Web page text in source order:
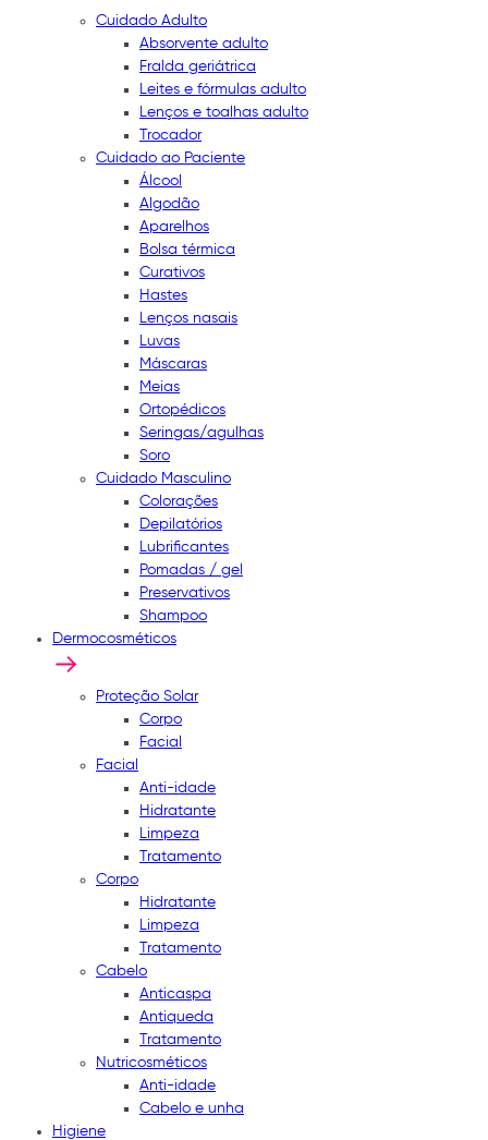
Cuidado Adulto
Absorvente adulto
Fralda geriátrica
Leites e fórmulas adulto
Lenços e toalhas adulto
Trocador
Cuidado ao Paciente
Álcool
Algodão
Aparelhos
Bolsa térmica
Curativos
Hastes
Lenços nasais
Luvas
Máscaras
Meias
Ortopédicos
Seringas/agulhas
Soro
Cuidado Masculino
Colorações
Depilatórios
Lubrificantes
Pomadas / gel
Preservativos
Shampoo
Dermocosméticos
Proteção Solar
Corpo
Facial
Facial
Anti-idade
Hidratante
Limpeza
Tratamento
Corpo
Hidratante
Limpeza
Tratamento
Cabelo
Anticaspa
Antiqueda
Tratamento
Nutricosméticos
Anti-idade
Cabelo e unha
Higiene